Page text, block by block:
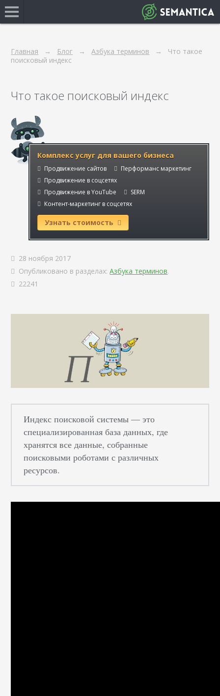
Главная Блог Азбука терминов
Что такое
поисковый индекс
Что такое поисковый индекс
Комплекс услуг для вашего бизнеса
Продвижение сайтов
Перформанс маркетинг
Продвижение в соцсетях
Продвижение в YouTube
SERM
Контент-маркетинг в соцсетях
Узнать стоимость
28 ноября 2017
Опубликовано в разделах: Азбука терминов.
22241
Индекс поисковой системы — это
специализированная база данных, где
хранятся все данные, собранные
поисковыми роботами с различных
ресурсов.